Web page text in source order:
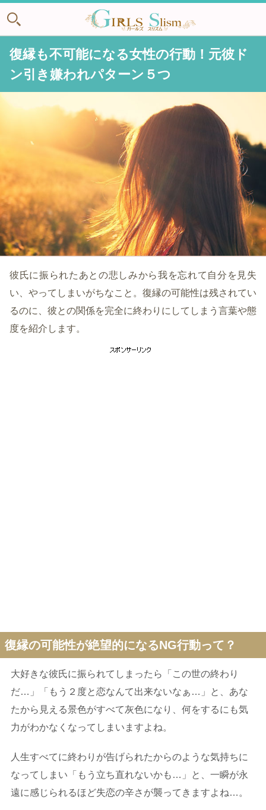
復縁も不可能になる女性の行動！元彼ド
ン引き嫌われパターン５つ
彼氏に振られたあとの悲しみから我を忘れて自分を見失
い、やってしまいがちなこと。復縁の可能性は残されてい
るのに、彼との関係を完全に終わりにしてしまう言葉や態
度を紹介します。
復縁の可能性が絶望的になるNG行動って？
大好きな彼氏に振られてしまったら「この世の終わり
だ…」「もう２度と恋なんて出来ないなぁ…」と、あな
たから見える景色がすべて灰色になり、何をするにも気
力がわかなくなってしまいますよね。
人生すべてに終わりが告げられたからのような気持ちに
なってしまい「もう立ち直れないかも…」と、一瞬が永
遠に感じられるほど失恋の辛さが襲ってきますよね…。